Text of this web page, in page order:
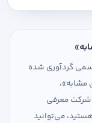
گردآوری شده
شرکت معرفی
می‌توانید